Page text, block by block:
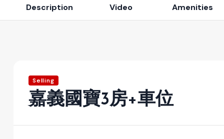
Description Video Amenities
Selling
嘉義國寶3房+車位